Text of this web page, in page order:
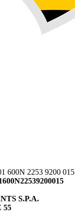
600N 2253 9200 015
S.P.A.
55